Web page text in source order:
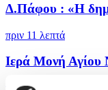
Δ.Πάφου : «Η
πριν 11 λεπτά
Ιερά Μονή Αγίου
πριν μία ώρα